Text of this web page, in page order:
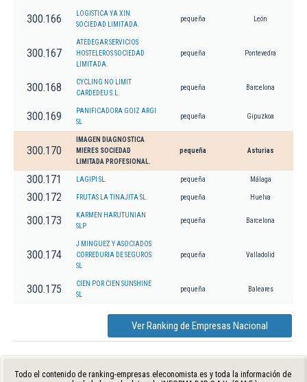
300.166
LOGISTICA YA XIN
SOCIEDAD LIMITADA.
pequeña León
300.167
ATEDEGAR SERVICIOS
HOSTELEROS SOCIEDAD
LIMITADA.
pequeña Pontevedra
300.168
CYCLING NO LIMIT
CARDEDEU S.L.
pequeña Barcelona
300.169
PANIFICADORA GOIZ ARGI
SL
pequeña Gipuzkoa
300.170
IMAGEN DIAGNOSTICA
MIERES SOCIEDAD
LIMITADA PROFESIONAL.
pequeña Asturias
300.171 LAGIPI SL. pequeña Málaga
300.172 FRUTAS LA TINAJITA SL. pequeña Huelva
300.173
KARMEN HARUTUNIAN
SLP
pequeña Barcelona
300.174
J MINGUEZ Y ASOCIADOS
CORREDURIA DE SEGUROS
SL
pequeña Valladolid
300.175
CIEN POR CIEN SUNSHINE
SL
pequeña Baleares
Ver Ranking de Empresas Nacional
Todo el contenido de ranking-empresas.eleconomista.es y toda la información de